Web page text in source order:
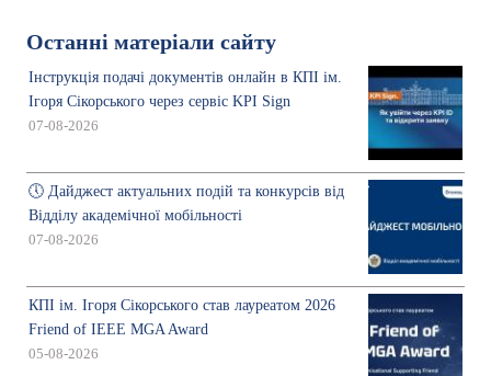
Останні матеріали сайту
Інструкція подачі документів онлайн в КПІ ім.
Ігоря Сікорського через сервіс KPI Sign
07-08-2026
🕔 Дайджест актуальних подій та конкурсів від
Відділу академічної мобільності
07-08-2026
КПІ ім. Ігоря Сікорського став лауреатом 2026
Friend of IEEE MGA Award
05-08-2026